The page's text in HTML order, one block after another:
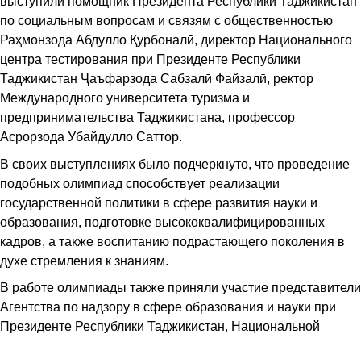
по социальным вопросам и связям с общественностью
Раҳмонзода Абдулло Қурбоналӣ, директор Национального
центра тестирования при Президенте Республики
Таджикистан Ҷаъфарзода Сабзалӣ Файзалӣ, ректор
Международного университета туризма и
предпринимательства Таджикистана, профессор
Асрорзода Убайдулло Саттор.
В своих выступлениях было подчеркнуто, что проведение
подобных олимпиад способствует реализации
государственной политики в сфере развития науки и
образования, подготовке высококвалифицированных
кадров, а также воспитанию подрастающего поколения в
духе стремления к знаниям.
В работе олимпиады также приняли участие представители
Агентства по надзору в сфере образования и науки при
Президенте Республики Таджикистан, Национальной